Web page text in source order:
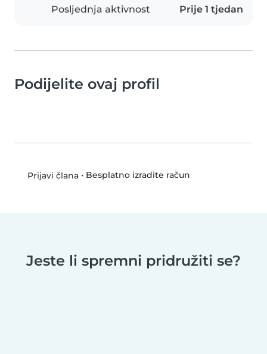
Posljednja aktivnost Prije 1 tjedan
Podijelite ovaj profil
Prijavi člana• Besplatno izradite račun
Jeste li spremni pridružiti se?